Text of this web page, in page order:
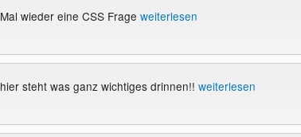
Mal wieder eine CSS Frage weiterlesen
hier steht was ganz wichtiges drinnen!! weiterlesen